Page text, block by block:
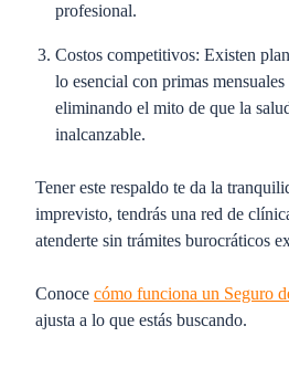
profesional.
Costos competitivos: Existen
lo esencial con primas
eliminando el mito de que la
inalcanzable.
Tener este respaldo te da la
imprevisto, tendrás una red de
atenderte sin trámites burocráticos
Conoce cómo funciona un Seguro
ajusta a lo que estás buscando.